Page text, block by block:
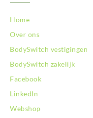
Home
Over ons
BodySwitch vestigingen
BodySwitch zakelijk
Facebook
LinkedIn
Webshop